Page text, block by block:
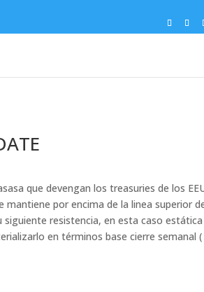
que devengan los treasuries de los
por encima de la linea superior
resistencia, en esta caso
en términos base cierre semanal (